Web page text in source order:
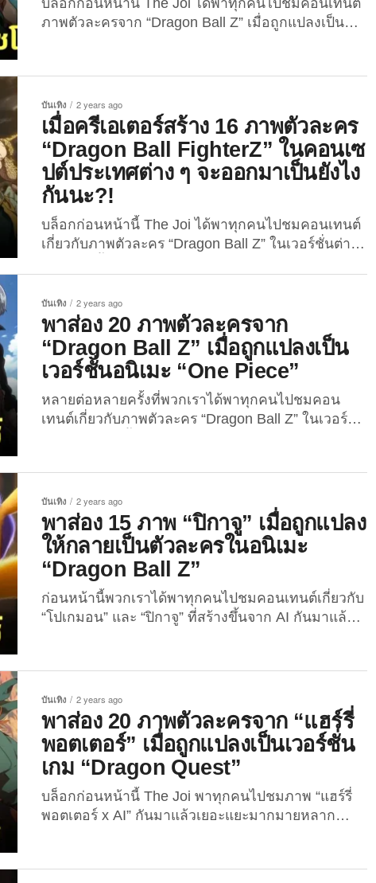
บล็อกก่อนหน้านี้ The Joi ได้พาทุกคนไปชมคอนเทนต์
ภาพตัวละครจาก “Dragon Ball Z” เมื่อถูกแปลงเป็น
ถูกอกถูกใจเพื่อน ๆ กันไม่น้อย เพราะงั้นวันนี้พวกเราก็
เลยจะพาเพื่อน ๆ ไปส่องเวอร์ชั่นที่สลับกันบ้าง ใน 10
ภาพตัวละครจาก “One Piece” เมื่อถูกแปลงเป็น
เวอร์ชั่นอนิเมะ “Dragon Ball...
บันเทิง 2 years ago
เมื่อครีเอเตอร์สร้าง 16 ภาพตัวละคร
“Dragon Ball FighterZ” ในคอนเซ
ปต์ประเทศต่าง ๆ จะออกมาเป็นยังไง
กันนะ?!
บล็อกก่อนหน้านี้ The Joi ได้พาทุกคนไปชมคอนเทนต์
เกี่ยวกับภาพตัวละคร “Dragon Ball Z” ในเวอร์ชั่นต่าง
อะไรสุด ซึ่งในวันนี้พวกเราก็จะพาเพื่อน ๆ ไปส่องภาพ
จากเทคโนโลยีปัญญาประดิษฐ์กันอีกครั้ง กับ 16 ภาพ
ตัวละคร “Dragon Ball FighterZ” ในคอนเซปต์ประเทศ
ต่าง ๆ ที่ถูกสร้างด้วย AI ผลงานจาก AI Dreams หรือ
แอคเคาท์ Instagram @the_ai_dreams ที่ตอนนี้มีผู้กด
ติดตามไปแล้วกว่า 2.1...
บันเทิง 2 years ago
พาส่อง 20 ภาพตัวละครจาก
“Dragon Ball Z” เมื่อถูกแปลงเป็น
เวอร์ชั่นอนิเมะ “One Piece”
หลายต่อหลายครั้งที่พวกเราได้พาทุกคนไปชมคอน
เทนต์เกี่ยวกับภาพตัวละคร “Dragon Ball Z” ในเวอร์ชั่น
หรือ “ภาพตัวละคร Dragon Ball Z ในเวอร์ชั่นการ์ตูน
The Simpsons” ซึ่งผลลัพธ์ที่ออกมาก็เรียกได้ว่าทั้งสุด
เจ๋งและสุดปังถูกอกถูกใจเพื่อน ๆ กันไม่น้อย แต่ความ
ปังของคอนเทนต์ “Dragon Ball...
บันเทิง 2 years ago
พาส่อง 15 ภาพ “ปิกาจู” เมื่อถูกแปลง
ให้กลายเป็นตัวละครในอนิเมะ
“Dragon Ball Z”
ก่อนหน้านี้พวกเราได้พาทุกคนไปชมคอนเทนต์เกี่ยวกับ
“โปเกมอน” และ “ปิกาจู” ที่สร้างขึ้นจาก AI กันมาแล้ว
มอน (Pokémon) กลายเป็นอนิเมะ One Piece” ซึ่ง
ผลลัพธ์ที่ออกมาก็เรียกได้ว่าทั้งเจ๋งและน่ารักถูกอก
ถูกใจเพื่อน ๆ กันไม่น้อย แต่ความปังของคอนเทนต์ดัง
กล่าวยังไม่หมดเพียงเท่านั้น เพราะงั้นวันนี้พวกเราก็เลย
จะพาเพื่อน ๆ ไปส่อง 15 ภาพ “ปิกาจู” เมื่อถูกแปลงให้
กลายเป็นตัวละครในอนิเมะ “Dragon Ball Z” ด้วย
เทคโนโลยี AI ผลงานจาก AI...
บันเทิง 2 years ago
พาส่อง 20 ภาพตัวละครจาก “แฮร์รี่
พอตเตอร์” เมื่อถูกแปลงเป็นเวอร์ชั่น
เกม “Dragon Quest”
บล็อกก่อนหน้านี้ The Joi พาทุกคนไปชมภาพ “แฮร์รี่
พอตเตอร์ x AI” กันมาแล้วเยอะแยะมากมายหลาก
หรือ “ภาพตัวละครจาก “แฮร์รี่ พอตเตอร์” เมื่อถูกแปลง